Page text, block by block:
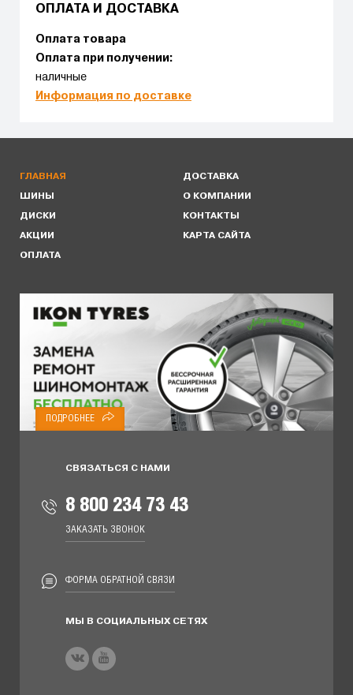
ОПЛАТА И ДОСТАВКА
Оплата товара
Оплата при получении:
наличные
Информация по доставке
ГЛАВНАЯ
ШИНЫ
ДИСКИ
АКЦИИ
ОПЛАТА
ДОСТАВКА
О КОМПАНИИ
КОНТАКТЫ
КАРТА САЙТА
ПОДРОБНЕЕ
СВЯЗАТЬСЯ С НАМИ
8 800 234 73 43
ЗАКАЗАТЬ ЗВОНОК
ФОРМА ОБРАТНОЙ СВЯЗИ
МЫ В СОЦИАЛЬНЫХ СЕТЯХ